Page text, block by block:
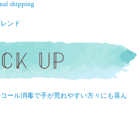
shipping
ンド
ール消毒で手が荒れやすい方々にも喜ん